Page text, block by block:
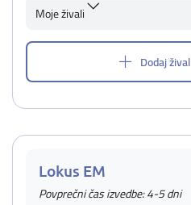
Moje živali
Dodaj žival
Lokus EM
Povprečni čas izvedbe: 4-5 dni